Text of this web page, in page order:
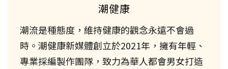
潮健康
潮流是種態度，維持健康的觀念永遠不會過
時。潮健康新媒體創立於2021年，擁有年輕、
專業採編製作團隊，致力為華人都會男女打造